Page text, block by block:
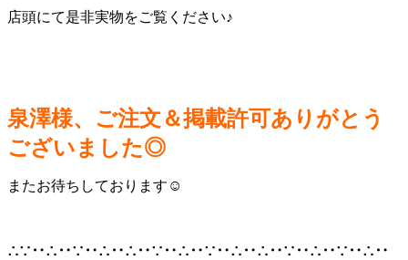
店頭にて是非実物をご覧ください♪
泉澤様、ご注文＆掲載許可ありがとう
ございました◎
またお待ちしております☺
∴∵‥∴‥∵‥∴‥∴‥∵‥∴‥∵‥∴‥∴‥∵‥∴‥∵‥∴‥